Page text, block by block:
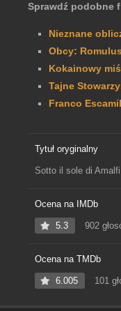
Sprawdź podobne
Nieznane
Obcy: Romulus
Kokainowy miś
Tajne
Franco
Tytuł oryginalny
Sotto il sole di Amalfi
Ocena na IMDb
5.3 902
Ocena na TMDb
6.005 101